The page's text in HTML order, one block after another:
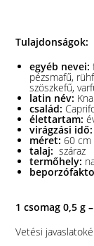
Tulajdonságok:
egyéb nevei:
pézsmafű,
szöszkefű,
latin név:
család:
élettartam:
virágzási idő:
méret: 60 cm
talaj: száraz
termőhely:
1 csomag 0,5 g
Vetési